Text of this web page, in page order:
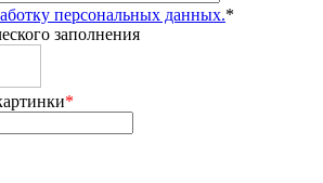
персональных данных.*
заполнения
*